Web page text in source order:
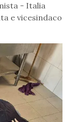
- Italia
e vicesindaco